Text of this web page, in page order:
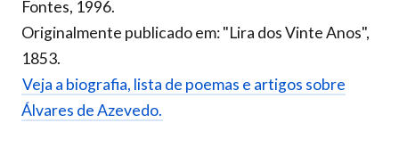
Fontes, 1996.
Originalmente publicado em: "Lira dos Vinte Anos",
1853.
Veja a biografia, lista de poemas e artigos sobre
Álvares de Azevedo.